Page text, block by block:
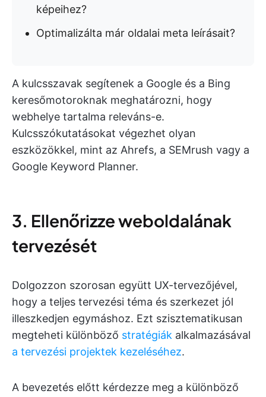
képeihez?
Optimalizálta már oldalai meta leírásait?
A kulcsszavak segítenek a Google és a Bing
keresőmotoroknak meghatározni, hogy
webhelye tartalma releváns-e.
Kulcsszókutatásokat végezhet olyan
eszközökkel, mint az Ahrefs, a SEMrush vagy a
Google Keyword Planner.
3. Ellenőrizze weboldalának
tervezését
Dolgozzon szorosan együtt UX-tervezőjével,
hogy a teljes tervezési téma és szerkezet jól
illeszkedjen egymáshoz. Ezt szisztematikusan
megteheti különböző stratégiák alkalmazásával
a tervezési projektek kezeléséhez.
A bevezetés előtt kérdezze meg a különböző